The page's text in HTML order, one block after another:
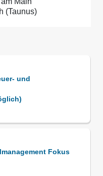
(Taunus)
und
Fokus